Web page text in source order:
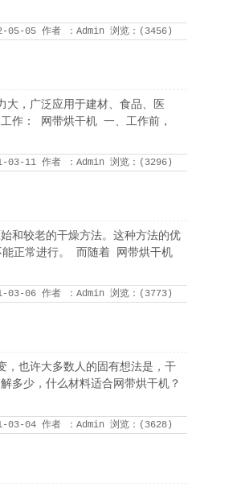
05-05 作者 ：Admin 浏览：( 3456 )
大，广泛应用于建材、食品、医
作： 网带烘干机 一、工作前，
03-11 作者 ：Admin 浏览：( 3296 )
和较老的干燥方法。这种方法的优
能正常进行。 而随着 网带烘干机
03-06 作者 ：Admin 浏览：( 3773 )
，也许大多数人的固有想法是，干
多少，什么材料适合网带烘干机？
03-04 作者 ：Admin 浏览：( 3628 )